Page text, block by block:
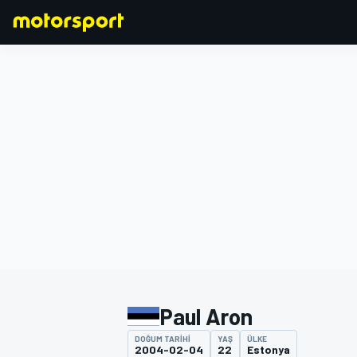
Paul Aron
DOĞUM TARIHI
2004-02-04
YAŞ
22
ÜLKE
Estonya